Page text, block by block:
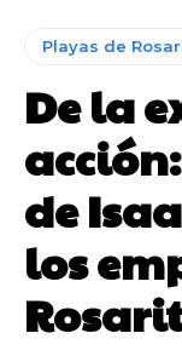
Playas de
De la
de
los